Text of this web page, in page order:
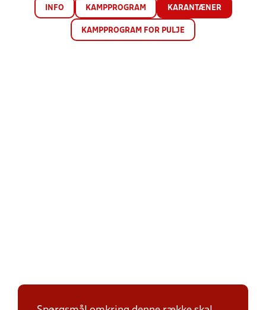
INFO KAMPPROGRAM KARANTÆNER
KAMPPROGRAM FOR PULJE